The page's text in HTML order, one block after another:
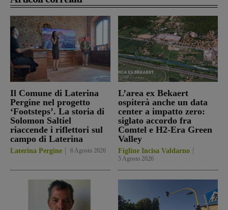
Il Comune di Laterina
Pergine nel progetto
‘Footsteps’. La storia di
Solomon Saltiel
riaccende i riflettori sul
campo di Laterina
Laterina Pergine 6 Agosto 2026
L’area ex Bekaert
ospiterà anche un data
center a impatto zero:
siglato accordo fra
Comtel e H2-Era Green
Valley
Figline Incisa Valdarno
5 Agosto 2026